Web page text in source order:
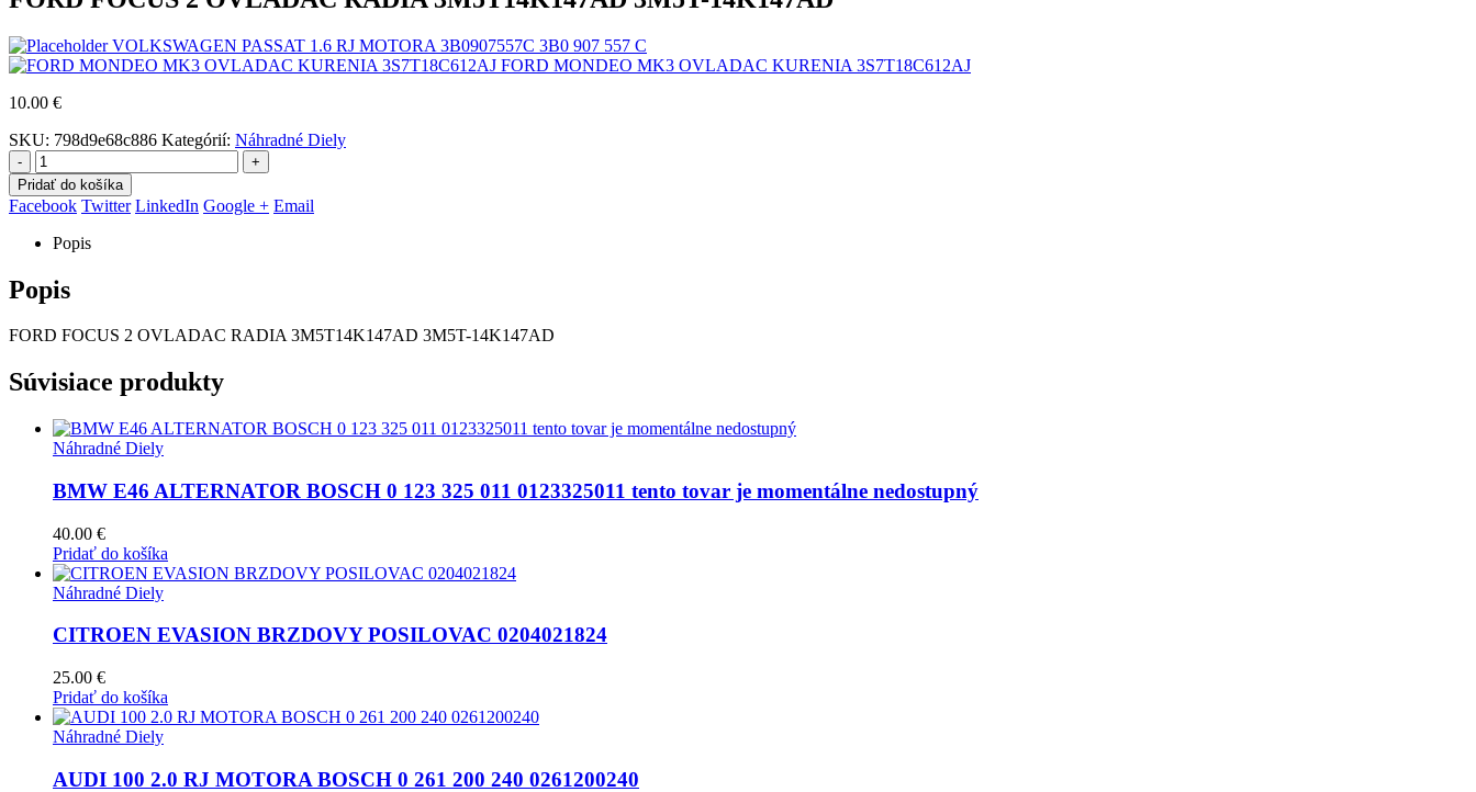
VOLKSWAGEN PASSAT 1.6 RJ MOTORA 3B0907557C 3B0 907 557 C
FORD MONDEO MK3 OVLADAC KURENIA 3S7T18C612AJ
10.00 €
SKU: 798d9e68c886 Kategórií: Náhradné Diely
-
+
Pridať do košíka
Facebook Twitter LinkedIn Google + Email
Popis
Popis
FORD FOCUS 2 OVLADAC RADIA 3M5T14K147AD 3M5T-14K147AD
Súvisiace produkty
Náhradné Diely
BMW E46 ALTERNATOR BOSCH 0 123 325 011 0123325011 tento tovar je momentálne nedostupný
40.00 €
Pridať do košíka
Náhradné Diely
CITROEN EVASION BRZDOVY POSILOVAC 0204021824
25.00 €
Pridať do košíka
Náhradné Diely
AUDI 100 2.0 RJ MOTORA BOSCH 0 261 200 240 0261200240